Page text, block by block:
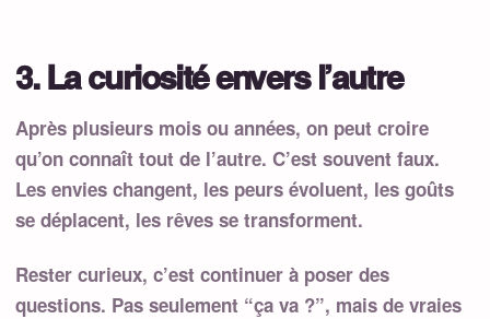
3. La curiosité envers l’autre
Après plusieurs mois ou années, on peut croire
qu’on connaît tout de l’autre. C’est souvent faux.
Les envies changent, les peurs évoluent, les goûts
se déplacent, les rêves se transforment.
Rester curieux, c’est continuer à poser des
questions. Pas seulement “ça va ?”, mais de vraies